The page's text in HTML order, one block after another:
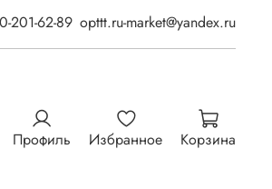
201-62-89 opttt.ru-market@yandex.ru
Профиль Избранное Корзина